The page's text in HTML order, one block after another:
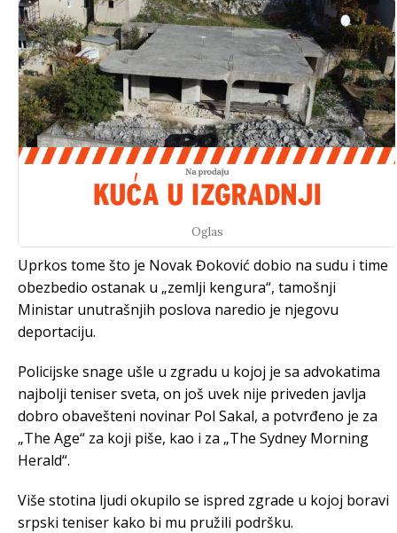
Oglas
Uprkos tome što je Novak Đoković dobio na sudu i time
obezbedio ostanak u „zemlji kengura“, tamošnji
Ministar unutrašnjih poslova naredio je njegovu
deportaciju.
Policijske snage ušle u zgradu u kojoj je sa advokatima
najbolji teniser sveta, on još uvek nije priveden javlja
dobro obavešteni novinar Pol Sakal, a potvrđeno je za
„The Age“ za koji piše, kao i za „The Sydney Morning
Herald“.
Više stotina ljudi okupilo se ispred zgrade u kojoj boravi
srpski teniser kako bi mu pružili podršku.